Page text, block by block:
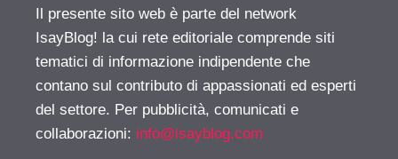
Il presente sito web è parte del network
IsayBlog! la cui rete editoriale comprende siti
tematici di informazione indipendente che
contano sul contributo di appassionati ed esperti
del settore. Per pubblicità, comunicati e
collaborazioni: info@isayblog.com